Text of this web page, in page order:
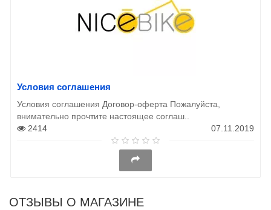
Условия соглашения
Условия соглашения Договор-оферта Пожалуйста,
внимательно прочтите настоящее соглаш..
2414
07.11.2019
ОТЗЫВЫ О МАГАЗИНЕ